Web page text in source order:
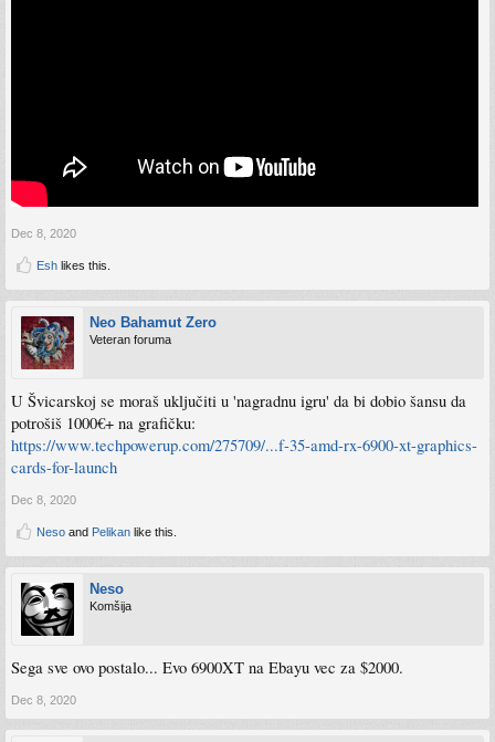
Dec 8, 2020
Esh likes this.
Neo Bahamut Zero
Veteran foruma
U Švicarskoj se moraš uključiti u 'nagradnu igru' da bi dobio šansu da
potrošiš 1000€+ na grafičku:
https://www.techpowerup.com/275709/...f-35-amd-rx-6900-xt-graphics-
cards-for-launch
Dec 8, 2020
Neso and Pelikan like this.
Neso
Komšija
Sega sve ovo postalo... Evo 6900XT na Ebayu vec za $2000.
Dec 8, 2020